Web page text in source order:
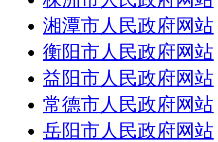
湘潭市人民政府网站
衡阳市人民政府网站
益阳市人民政府网站
常德市人民政府网站
岳阳市人民政府网站